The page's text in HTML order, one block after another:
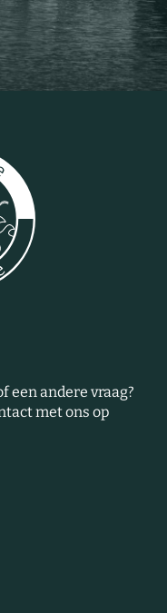
een andere vraag?
met ons op